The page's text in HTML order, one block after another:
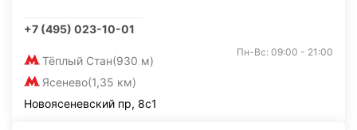
+7 (495) 023-10-01
Тёплый Стан(930 м)
Ясенево(1,35 км)
Пн-Вс: 09:00 - 21:00
Новоясеневский пр, 8с1